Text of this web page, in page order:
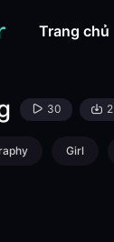
Trang chủ
30 2
Girl